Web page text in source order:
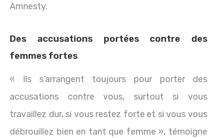
Amnesty.
Des accusations portées contre des
femmes fortes
« Ils s’arrangent toujours pour porter des
accusations contre vous, surtout si vous
travaillez dur, si vous restez forte et si vous vous
débrouillez bien en tant que femme », témoigne